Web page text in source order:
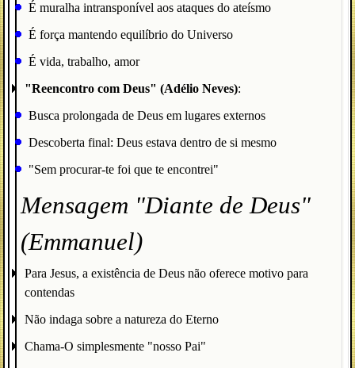
É muralha intransponível aos ataques do ateísmo
É força mantendo equilíbrio do Universo
É vida, trabalho, amor
"Reencontro com Deus" (Adélio Neves):
Busca prolongada de Deus em lugares externos
Descoberta final: Deus estava dentro de si mesmo
"Sem procurar-te foi que te encontrei"
Mensagem "Diante de Deus"
(Emmanuel)
Para Jesus, a existência de Deus não oferece motivo para
contendas
Não indaga sobre a natureza do Eterno
Chama-O simplesmente "nosso Pai"